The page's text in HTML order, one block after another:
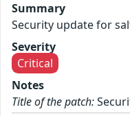
Summary
Security update for
Severity
Critical
Notes
Title of the patch: